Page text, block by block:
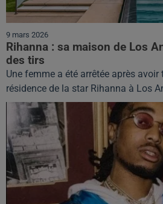
9 mars 2026
Rihanna : sa maison de Los
des tirs
Une femme a été arrêtée après
résidence de la star Rihanna à Los